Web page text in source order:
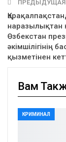
ПРЕДЫДУЩАЯ
наразылықтан
Өзбекстан
әкімшілігінің
қызметінен
Вам
КРИМИНАЛ